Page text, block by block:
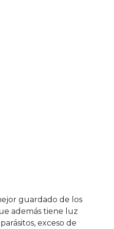
guardado de los
además tiene luz
exceso de